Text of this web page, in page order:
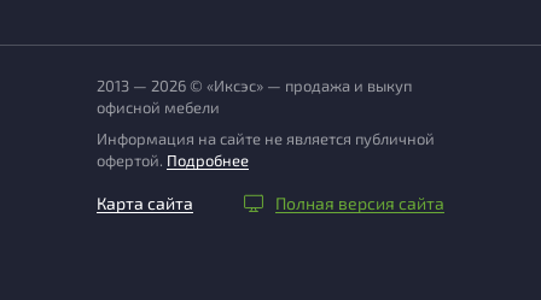
2013 — 2026 © «Иксэс» — продажа и выкуп
офисной мебели
Информация на сайте не является публичной
офертой. Подробнее
Карта сайта Полная версия сайта